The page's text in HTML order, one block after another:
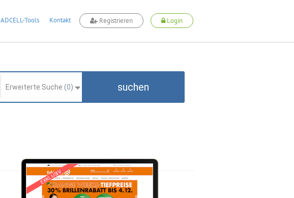
ADCELL-Tools Kontakt Registrieren Login
Erweiterte Suche (0) suchen
EXKLUSIV